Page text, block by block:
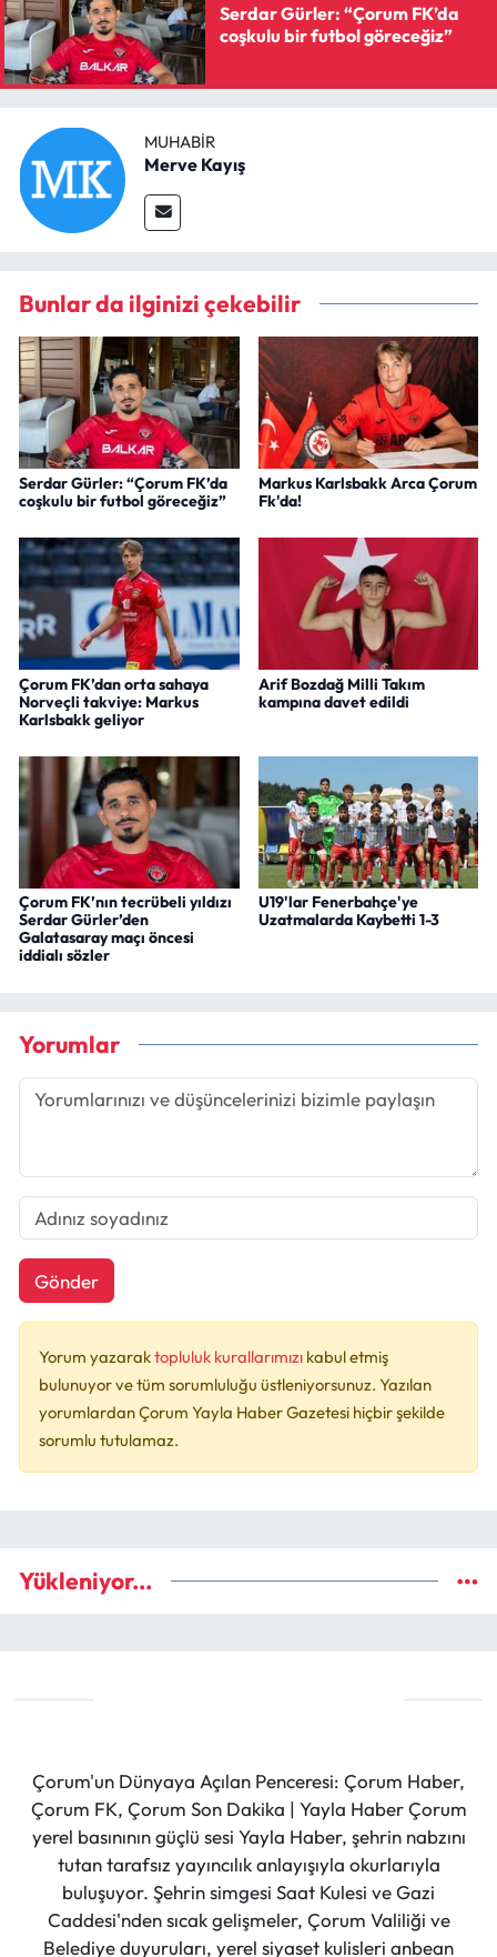
Serdar Gürler: “Çorum FK’da
coşkulu bir futbol göreceğiz”
MUHABIR
Merve Kayış
Bunlar da ilginizi çekebilir
Serdar Gürler: “Çorum FK’da
coşkulu bir futbol göreceğiz”
Markus Karlsbakk Arca Çorum
Fk'da!
Çorum FK’dan orta sahaya
Norveçli takviye: Markus
Karlsbakk geliyor
Arif Bozdağ Milli Takım
kampına davet edildi
Çorum FK’nın tecrübeli yıldızı
Serdar Gürler’den
Galatasaray maçı öncesi
iddialı sözler
U19'lar Fenerbahçe'ye
Uzatmalarda Kaybetti 1-3
Yorumlar
Gönder
Yorum yazaraktopluluk kurallarımızı kabul etmiş
bulunuyor ve tüm sorumluluğu üstleniyorsunuz. Yazılan
yorumlardan Çorum Yayla Haber Gazetesi hiçbir şekilde
sorumlu tutulamaz.
Yükleniyor...
Çorum'un Dünyaya Açılan Penceresi: Çorum Haber,
Çorum FK, Çorum Son Dakika | Yayla Haber Çorum
yerel basınının güçlü sesi Yayla Haber, şehrin nabzını
tutan tarafsız yayıncılık anlayışıyla okurlarıyla
buluşuyor. Şehrin simgesi Saat Kulesi ve Gazi
Caddesi'nden sıcak gelişmeler, Çorum Valiliği ve
Belediye duyuruları, yerel siyaset kulisleri anbean